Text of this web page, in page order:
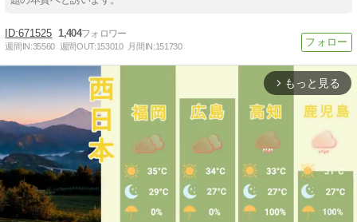
671525 1,404
週間IN:35560 週間OUT:153010 月間IN:151730
arrow_forward_ios もっと見る